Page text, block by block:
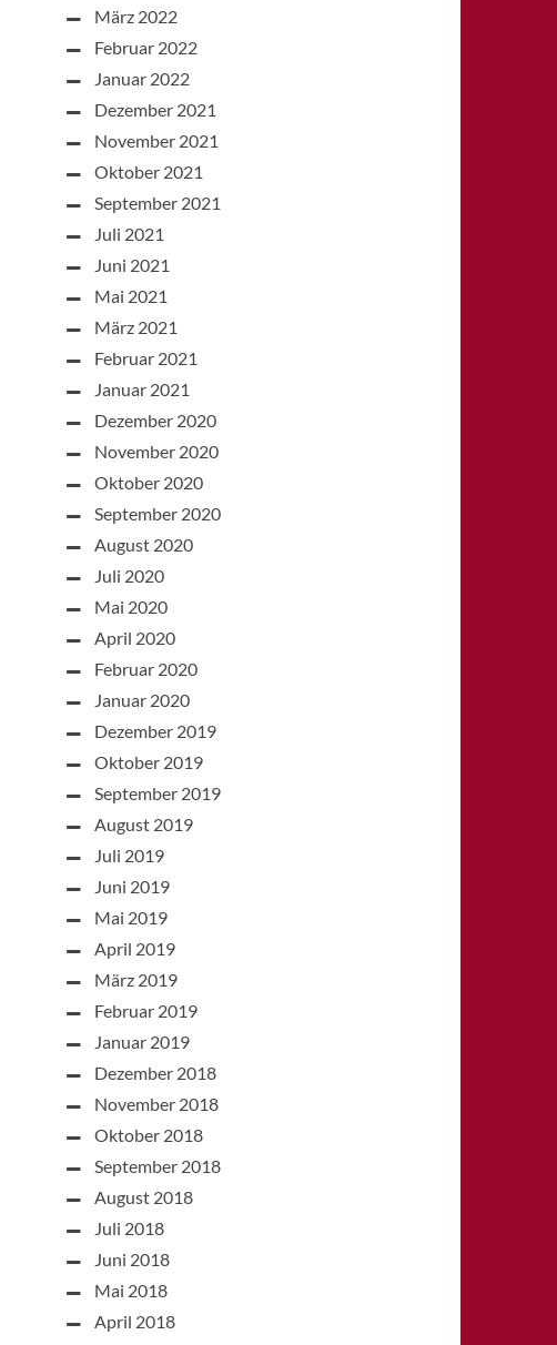
März 2022
Februar 2022
Januar 2022
Dezember 2021
November 2021
Oktober 2021
September 2021
Juli 2021
Juni 2021
Mai 2021
März 2021
Februar 2021
Januar 2021
Dezember 2020
November 2020
Oktober 2020
September 2020
August 2020
Juli 2020
Mai 2020
April 2020
Februar 2020
Januar 2020
Dezember 2019
Oktober 2019
September 2019
August 2019
Juli 2019
Juni 2019
Mai 2019
April 2019
März 2019
Februar 2019
Januar 2019
Dezember 2018
November 2018
Oktober 2018
September 2018
August 2018
Juli 2018
Juni 2018
Mai 2018
April 2018